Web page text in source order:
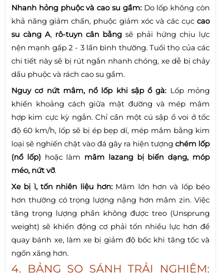
Nhanh hỏng phuộc và cao su gầm:Do lốp không còn
khả năng giảm chấn, phuộc giảm xóc và các cục cao
su càng A, rô-tuyn cân bằng sẽ phải hứng chịu lực
nện mạnh gấp 2 - 3 lần bình thường. Tuổi thọ của các
chi tiết này sẽ bị rút ngắn nhanh chóng, xe dễ bị chảy
dầu phuộc và rách cao su gầm.
Nguy cơ nứt mâm, nổ lốp khi sập ổ gà: Lốp mỏng
khiến khoảng cách giữa mặt đường và mép mâm
hợp kim cực kỳ ngắn. Chỉ cần một cú sập ổ voi ở tốc
độ 60 km/h, lốp sẽ bị ép bẹp dí, mép mâm bằng kim
loại sẽ nghiến chặt vào đá gây ra hiện tượng chém lốp
(nổ lốp) hoặc làm mâm lazang bị biến dạng, móp
méo, nứt vỡ.
Xe bị ì, tốn nhiên liệu hơn: Mâm lớn hơn và lốp béo
hơn thường có trọng lượng nặng hơn mâm zin. Việc
tăng trọng lượng phần không được treo (Unsprung
weight) sẽ khiến động cơ phải tốn nhiều lực hơn để
quay bánh xe, làm xe bị giảm độ bốc khi tăng tốc và
ngốn xăng hơn.
4. BẢNG SO SÁNH TRẢI NGHIỆM: